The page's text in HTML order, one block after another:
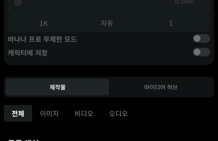
1K 자동
1
바나나 프로 무제한 모드
캐릭터에 저장
제작물 아이디어 허브
전체 이미지 비디오 오디오